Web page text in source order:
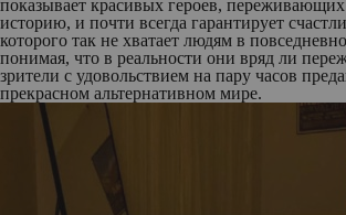
показывает красивых героев,
историю, и почти всегда гарантирует
которого так не хватает людям в
понимая, что в реальности они вряд ли
зрители с удовольствием на пару часов
прекрасном альтернативном мире.